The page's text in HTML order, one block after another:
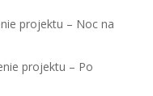
projektu – Noc na
projektu – Po